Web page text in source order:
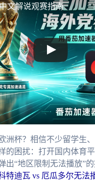
文解说观赛指南
洲杯？相信不少留学生
的困扰：打开国内体育
出“地区限制无法播放”
特迪瓦 vs 厄瓜多尔无法